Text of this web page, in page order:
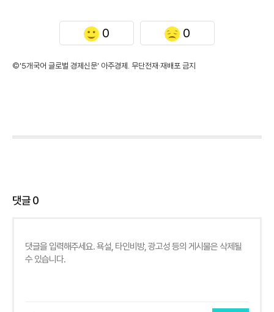
0 0
©'5개국어 글로벌 경제신문' 아주경제. 무단전재·재배포 금지
댓글0